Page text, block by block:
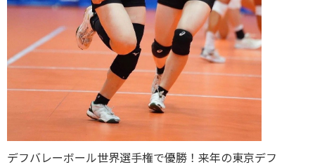
デフバレーボール世界選手権で優勝！来年の東京デフ